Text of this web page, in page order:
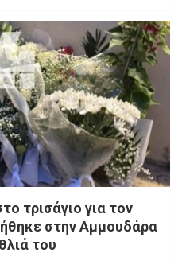
τρισάγιο για τον
στην Αμμουδάρα
του